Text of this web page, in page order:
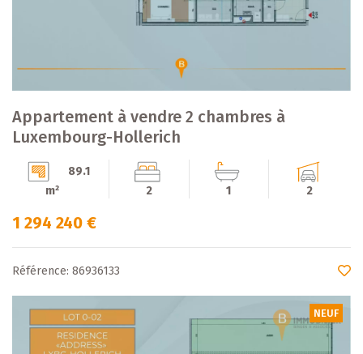
Appartement à vendre 2 chambres à
Luxembourg-Hollerich
89.1
m²
2 1 2
1 294 240 €
Référence: 86936133
NEUF